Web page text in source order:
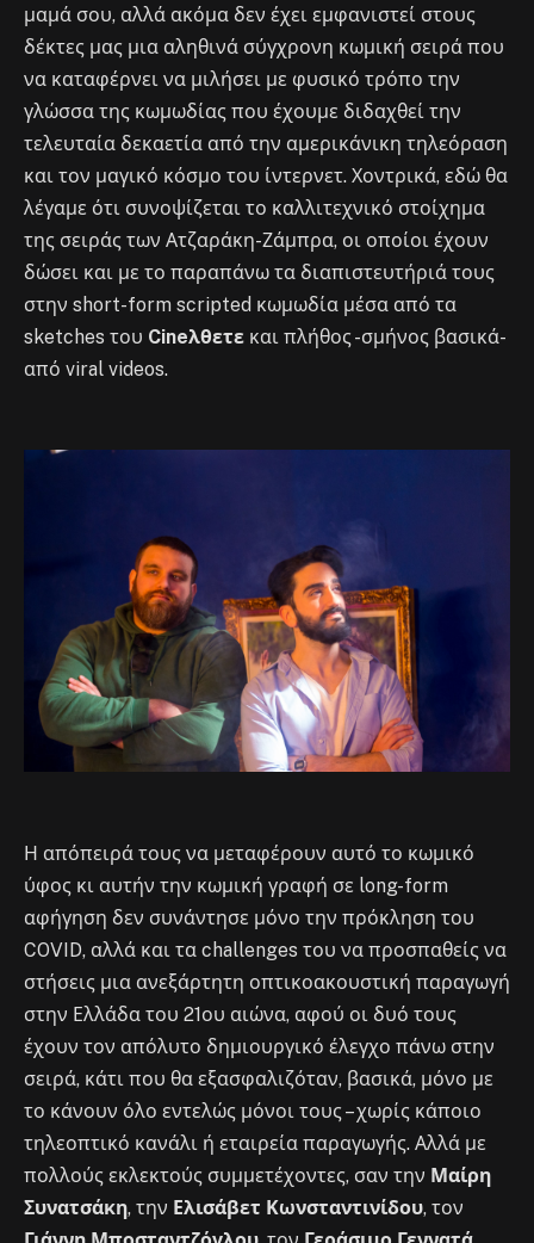
μαμά σου, αλλά ακόμα δεν έχει εμφανιστεί στους
δέκτες μας μια αληθινά σύγχρονη κωμική σειρά που
να καταφέρνει να μιλήσει με φυσικό τρόπο την
γλώσσα της κωμωδίας που έχουμε διδαχθεί την
τελευταία δεκαετία από την αμερικάνικη τηλεόραση
και τον μαγικό κόσμο του ίντερνετ. Χοντρικά, εδώ θα
λέγαμε ότι συνοψίζεται το καλλιτεχνικό στοίχημα
της σειράς των Ατζαράκη-Ζάμπρα, οι οποίοι έχουν
δώσει και με το παραπάνω τα διαπιστευτήριά τους
στην short-form scripted κωμωδία μέσα από τα
sketches του Cineλθετε και πλήθος -σμήνος βασικά-
από viral videos.
Η απόπειρά τους να μεταφέρουν αυτό το κωμικό
ύφος κι αυτήν την κωμική γραφή σε long-form
αφήγηση δεν συνάντησε μόνο την πρόκληση του
COVID, αλλά και τα challenges του να προσπαθείς να
στήσεις μια ανεξάρτητη οπτικοακουστική παραγωγή
στην Ελλάδα του 21ου αιώνα, αφού οι δυό τους
έχουν τον απόλυτο δημιουργικό έλεγχο πάνω στην
σειρά, κάτι που θα εξασφαλιζόταν, βασικά, μόνο με
το κάνουν όλο εντελώς μόνοι τους – χωρίς κάποιο
τηλεοπτικό κανάλι ή εταιρεία παραγωγής. Αλλά με
πολλούς εκλεκτούς συμμετέχοντες, σαν την Μαίρη
Συνατσάκη, την Ελισάβετ Κωνσταντινίδου, τον